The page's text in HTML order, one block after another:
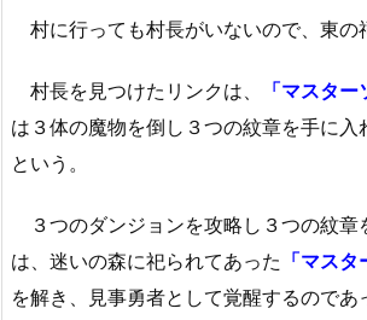
村に行っても村長がいないので、東の
村長を見つけたリンクは、 「マスター
は３体の魔物を倒し３つの紋章を手に入
という。
３つのダンジョンを攻略し３つの紋章
は、迷いの森に祀られてあった 「マスタ
を解き、見事勇者として覚醒するのであ